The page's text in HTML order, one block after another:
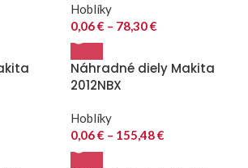
Hoblíky
0,06€ – 78,30€
Náhradné diely Makita
2012NBX
Hoblíky
0,06€ – 155,48€